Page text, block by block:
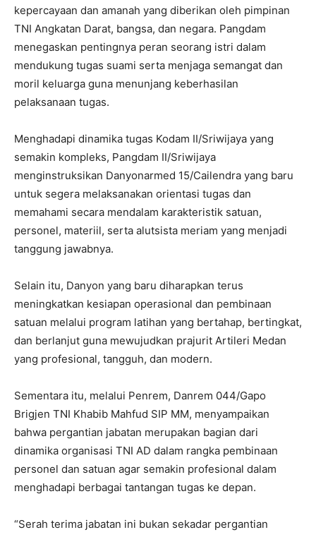
kepercayaan dan amanah yang diberikan oleh pimpinan
TNI Angkatan Darat, bangsa, dan negara. Pangdam
menegaskan pentingnya peran seorang istri dalam
mendukung tugas suami serta menjaga semangat dan
moril keluarga guna menunjang keberhasilan
pelaksanaan tugas.
Menghadapi dinamika tugas Kodam II/Sriwijaya yang
semakin kompleks, Pangdam II/Sriwijaya
menginstruksikan Danyonarmed 15/Cailendra yang baru
untuk segera melaksanakan orientasi tugas dan
memahami secara mendalam karakteristik satuan,
personel, materiil, serta alutsista meriam yang menjadi
tanggung jawabnya.
Selain itu, Danyon yang baru diharapkan terus
meningkatkan kesiapan operasional dan pembinaan
satuan melalui program latihan yang bertahap, bertingkat,
dan berlanjut guna mewujudkan prajurit Artileri Medan
yang profesional, tangguh, dan modern.
Sementara itu, melalui Penrem, Danrem 044/Gapo
Brigjen TNI Khabib Mahfud SIP MM, menyampaikan
bahwa pergantian jabatan merupakan bagian dari
dinamika organisasi TNI AD dalam rangka pembinaan
personel dan satuan agar semakin profesional dalam
menghadapi berbagai tantangan tugas ke depan.
“Serah terima jabatan ini bukan sekadar pergantian